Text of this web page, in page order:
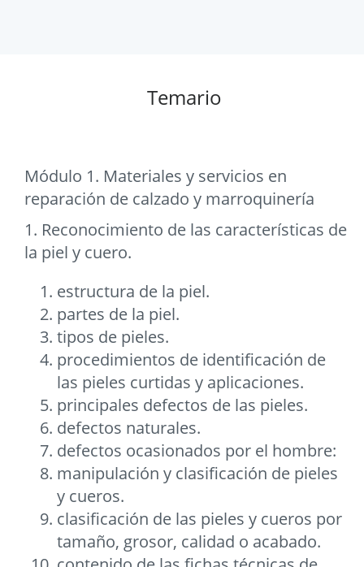
Temario
Módulo 1. Materiales y servicios en
reparación de calzado y marroquinería
1. Reconocimiento de las características de
la piel y cuero.
estructura de la piel.
partes de la piel.
tipos de pieles.
procedimientos de identificación de
las pieles curtidas y aplicaciones.
principales defectos de las pieles.
defectos naturales.
defectos ocasionados por el hombre:
manipulación y clasificación de pieles
y cueros.
clasificación de las pieles y cueros por
tamaño, grosor, calidad o acabado.